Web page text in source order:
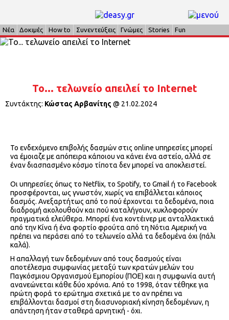
Νέα Δοκιμές How to Συνεντεύξεις Γνώμες Stories Fun
Το... τελωνείο απειλεί το Internet
Συντάκτης: Κώστας Αρβανίτης @ 21.02.2024
Το ενδεχόμενο επιβολής δασμών στις online υπηρεσίες μπορεί
να έμοιαζε με απόπειρα κάποιου να κάνει ένα αστείο, αλλά σε
έναν διασπασμένο κόσμο τίποτα δεν μπορεί να αποκλειστεί.
Οι υπηρεσίες όπως το Netflix, το Spotify, το Gmail ή το Facebook
προσφέρονται, ως γνωστόν, χωρίς να επιβάλλεται κάποιος
δασμός. Ανεξαρτήτως από το πού έρχονται τα δεδομένα, ποια
διαδρομή ακολουθούν και πού καταλήγουν, κυκλοφορούν
πραγματικά ελεύθερα. Μπορεί ένα κοντέινερ με ανταλλακτικά
από την Κίνα ή ένα φορτίο φρούτα από τη Νότια Αμερική να
πρέπει να περάσει από το τελωνείο αλλά τα δεδομένα όχι (πάλι
καλά).
Η απαλλαγή των δεδομένων από τους δασμούς είναι
αποτέλεσμα συμφωνίας μεταξύ των κρατών μελών του
Παγκόσμιου Οργανισμού Εμπορίου (ΠΟΕ) και η συμφωνία αυτή
ανανεώνεται κάθε δύο χρόνια. Από το 1998, όταν τέθηκε για
πρώτη φορά το ερώτημα σχετικά με το αν πρέπει να
επιβάλλονται δασμοί στη διασυνοριακή κίνηση δεδομένων, η
απάντηση ήταν σταθερά αρνητική - όχι.